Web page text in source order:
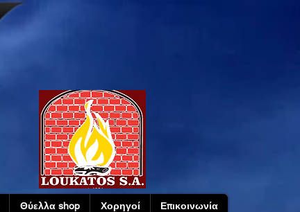
Θύελλα shop Χορηγοί Επικοινωνία